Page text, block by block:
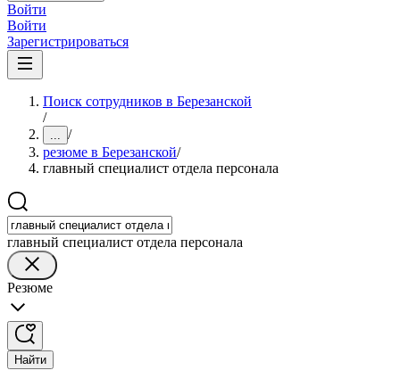
Войти
Войти
Зарегистрироваться
Поиск сотрудников в Березанской
/
... /
резюме в Березанской/
главный специалист отдела персонала
главный специалист отдела персонала
Резюме
Найти